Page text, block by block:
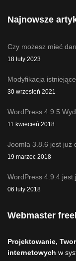
Najnowsze
Czy możesz mieć
18 luty 2023
Modyfikacja
30 wrzesień 2021
WordPress 4.9.5
11 kwiecień 2018
Joomla 3.8.6 jest już
19 marzec 2018
WordPress 4.9.4 jest
06 luty 2018
Webmaster
Projektowanie,
internetowych w